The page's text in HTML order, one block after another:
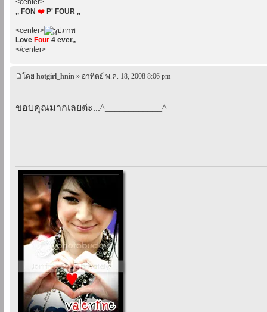
<center>
,, FON ❤ P' FOUR ,,
<center>
Love Four 4 ever,,
</center>
โดย hotgirl_hnin » อาทิตย์ พ.ค. 18, 2008 8:06 pm
ขอบคุณมากเลยต่ะ...^____________^